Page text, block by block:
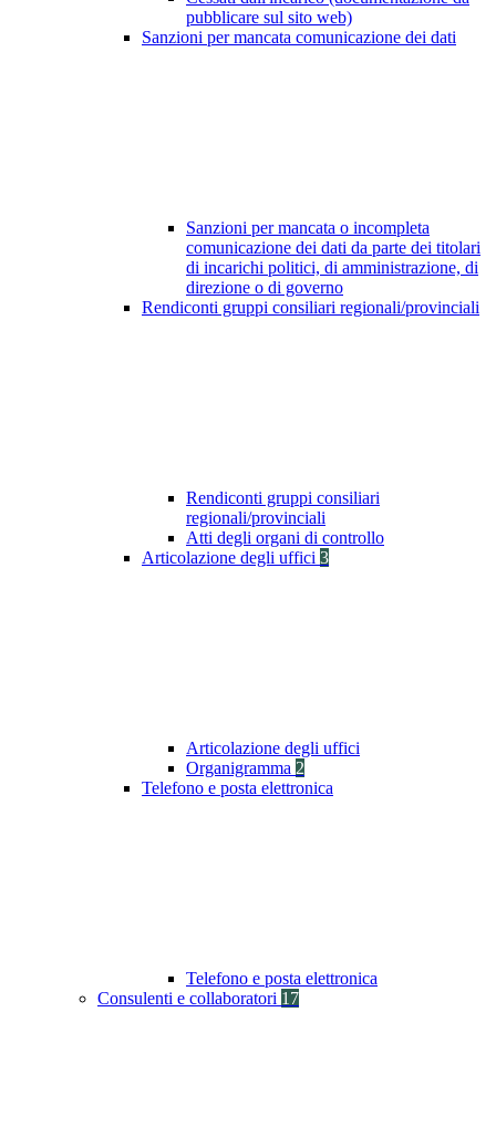
pubblicare sul sito web)
Sanzioni per mancata comunicazione dei dati
Sanzioni per mancata o incompleta
comunicazione dei dati da parte dei titolari
di incarichi politici, di amministrazione, di
direzione o di governo
Rendiconti gruppi consiliari regionali/provinciali
Rendiconti gruppi consiliari
regionali/provinciali
Atti degli organi di controllo
Articolazione degli uffici 3
Articolazione degli uffici
Organigramma 2
Telefono e posta elettronica
Telefono e posta elettronica
Consulenti e collaboratori 17